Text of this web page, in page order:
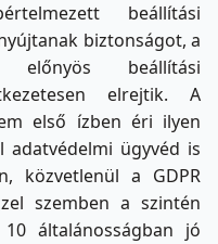
beállítási
biztonságot, a
előnyös beállítási
elrejtik. A
első ízben éri ilyen
ügyvéd is
közvetlenül a GDPR
szemben a szintén
általánosságban jó